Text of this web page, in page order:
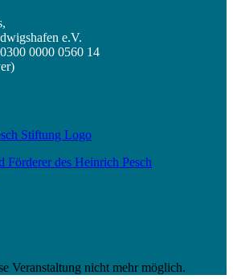
e.V.
0000 0560 14
Veranstaltung nicht mehr möglich.